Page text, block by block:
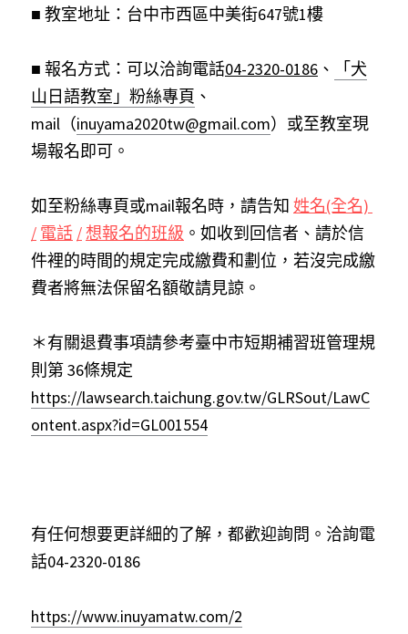
■ 教室地址：台中市西區中美街647號1樓
■ 報名方式：可以洽詢電話04-2320-0186 、
「犬
山日語教室」粉絲專頁 、
mail（inuyama2020tw@gmail.com）或至教室現
場報名即可。
如至粉絲專頁或mail報名時，請告知 姓名(全名)
/ 電話 /想報名的班級 。如收到回信者、請於信
件裡的時間的規定完成繳費和劃位，若沒完成繳
費者將無法保留名額敬請見諒。
＊有關退費事項請參考臺中市短期補習班管理規
則第 36條規定
https://lawsearch.taichung.gov.tw/GLRSout/LawC
ontent.aspx?id=GL001554
有任何想要更詳細的了解，都歡迎詢問。洽詢電
話04-2320-0186
https://www.inuyamatw.com/2